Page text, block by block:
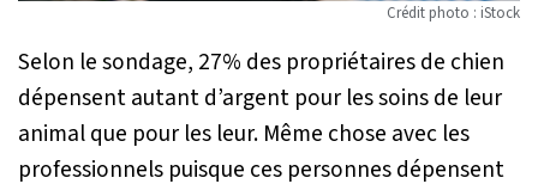
Crédit photo : iStock
Selon le sondage, 27% des propriétaires de chien
dépensent autant d’argent pour les soins de leur
animal que pour les leur. Même chose avec les
professionnels puisque ces personnes dépensent